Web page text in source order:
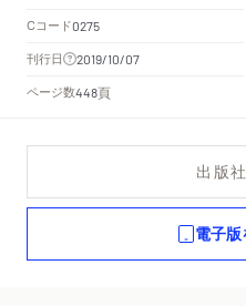
Cコード0275
刊行日 2019/10/07
ページ数448頁
出版
電子